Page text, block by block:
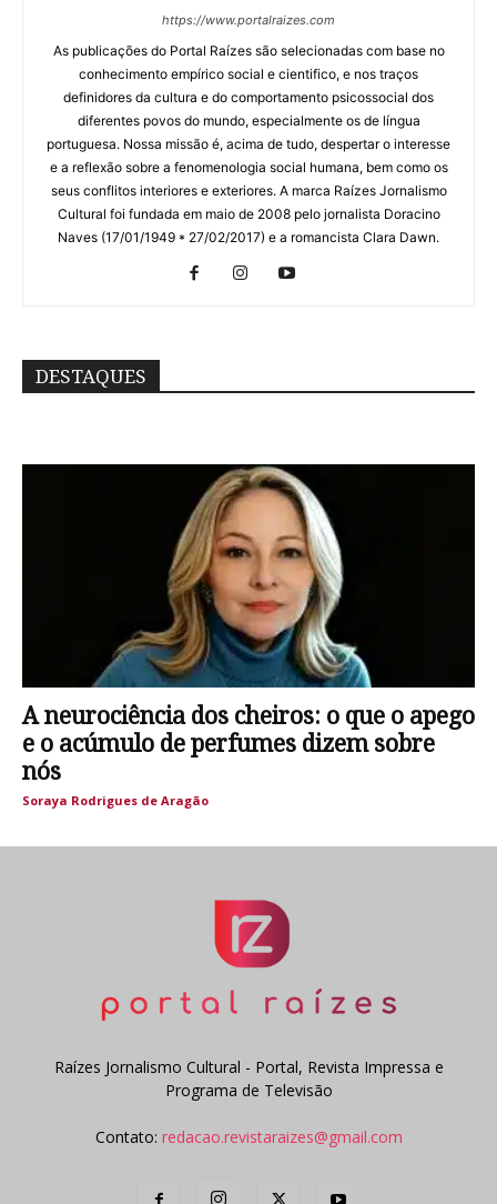
https://www.portalraizes.com
As publicações do Portal Raízes são selecionadas com base no
conhecimento empírico social e cientifico, e nos traços
definidores da cultura e do comportamento psicossocial dos
diferentes povos do mundo, especialmente os de língua
portuguesa. Nossa missão é, acima de tudo, despertar o interesse
e a reflexão sobre a fenomenologia social humana, bem como os
seus conflitos interiores e exteriores. A marca Raízes Jornalismo
Cultural foi fundada em maio de 2008 pelo jornalista Doracino
Naves (17/01/1949 * 27/02/2017) e a romancista Clara Dawn.
DESTAQUES
A neurociência dos cheiros: o que o apego
e o acúmulo de perfumes dizem sobre
nós
Soraya Rodrigues de Aragão
Raízes Jornalismo Cultural - Portal, Revista Impressa e
Programa de Televisão
Contato: redacao.revistaraizes@gmail.com